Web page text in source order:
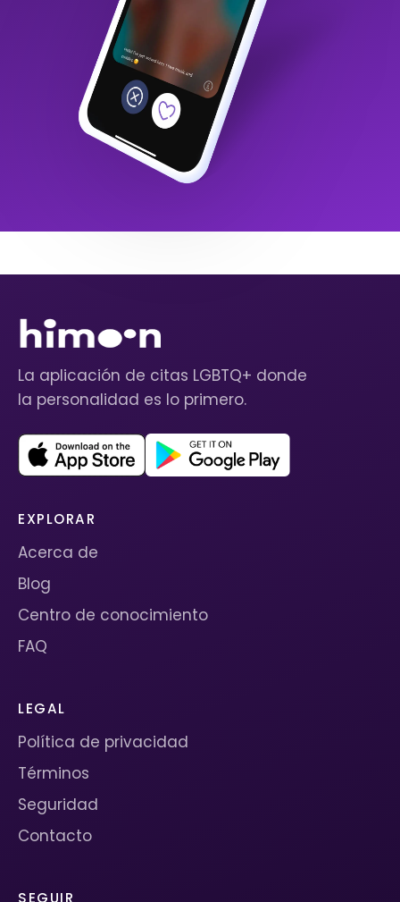
La aplicación de citas LGBTQ+ donde
la personalidad es lo primero.
EXPLORAR
Acerca de
Blog
Centro de conocimiento
FAQ
LEGAL
Política de privacidad
Términos
Seguridad
Contacto